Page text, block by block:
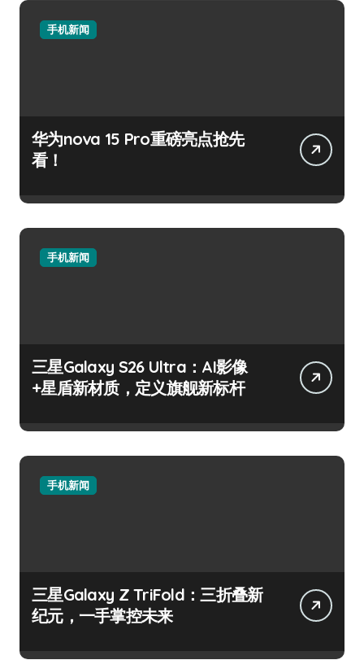
手机新闻
华为nova 15 Pro重磅亮点抢先
看！
手机新闻
三星Galaxy S26 Ultra：AI影像
+星盾新材质，定义旗舰新标杆
手机新闻
三星Galaxy Z TriFold：三折叠新
纪元，一手掌控未来